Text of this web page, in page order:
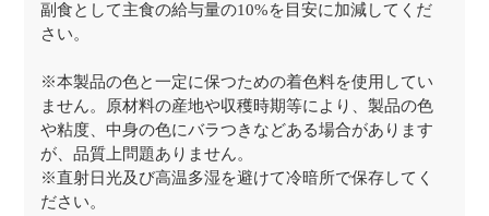
副食として主食の給与量の10%を目安に加減してくだ
さい。
※本製品の色と一定に保つための着色料を使用してい
ません。原材料の産地や収穫時期等により、製品の色
や粘度、中身の色にバラつきなどある場合があります
が、品質上問題ありません。
※直射日光及び高温多湿を避けて冷暗所で保存してく
ださい。